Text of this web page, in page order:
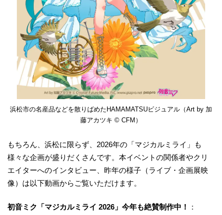
浜松市の名産品などを散りばめたHAMAMATSUビジュアル（Art by 加
藤アカツキ © CFM）
もちろん、浜松に限らず、2026年の「マジカルミライ」も
様々な企画が盛りだくさんです。本イベントの関係者やクリ
エイターへのインタビュー、昨年の様子（ライブ・企画展映
像）は以下動画からご覧いただけます。
初音ミク「マジカルミライ 2026」今年も絶賛制作中！
：